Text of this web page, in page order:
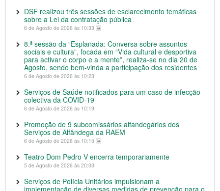
DSF realizou três sessões de esclarecimento temáticas
sobre a Lei da contratação pública
6 de Agosto de 2026 às 10:33
8.ª sessão da “Esplanada: Conversa sobre assuntos
sociais e cultura”, focada em “Vida cultural e desportiva
para activar o corpo e a mente”, realiza-se no dia 20 de
Agosto, sendo bem-vinda a participação dos residentes
6 de Agosto de 2026 às 10:23
Serviços de Saúde notificados para um caso de infecção
colectiva da COVID-19
6 de Agosto de 2026 às 10:19
Promoção de 9 subcomissários alfandegários dos
Serviços de Alfândega da RAEM
6 de Agosto de 2026 às 10:15
Teatro Dom Pedro V encerra temporariamente
5 de Agosto de 2026 às 20:03
Serviços de Polícia Unitários impulsionam a